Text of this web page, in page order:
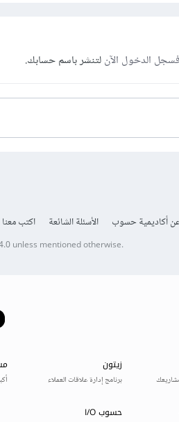
فسجل الدخول الآنلتنشر باسم حسابك.
أكاديمية حسوب الأسئلة الشائعة اكتب معنا
unless mentioned otherwise.